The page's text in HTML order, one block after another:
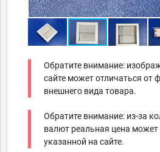
Обратите внимание:
сайте может отличаться от
внешнего вида товара.
Обратите внимание: из-за
валют реальная цена может
указанной на сайте.